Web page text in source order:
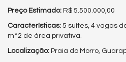
Preço Estimado: R$ 5.500.000,00
Características: 5 suítes, 4 vagas
m^2 de área privativa.
Localização: Praia do Morro,